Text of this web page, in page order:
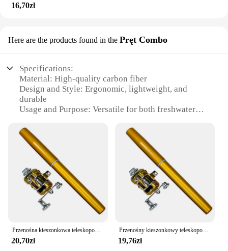
16,70zł
Here are the products found in the Pręt Combo
Specifications:
Material: High-quality carbon fiber
Design and Style: Ergonomic, lightweight, and
durable
Usage and Purpose: Versatile for both freshwater
Performance and Property: Superior sensitivity and
strength
Parts and Accessories: Includes a variety of hooks
and lures
Applicable People: Ideal for both novice and
experienced anglers
Features:
|Vendors|
**Unmatched Performance and Durability**
The Wędki Pręt Combo is crafted from premium
20,70zł
Przenośny kieszonkowy teleskopowa Mini wędka kształt pióra składana wędka z kołowrotek
19,76zł